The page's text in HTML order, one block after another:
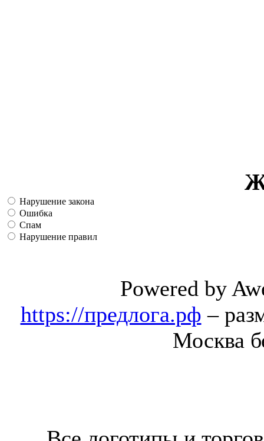
Нарушение закона
Ошибка
Спам
Нарушение правил
Powered by
https://предлога.рф –
Москва